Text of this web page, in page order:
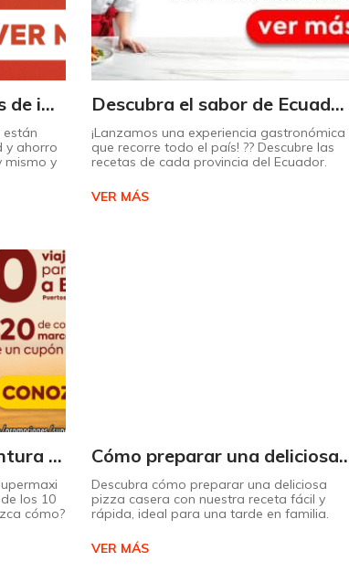
¡Prepárese para un mes de increíbles descuentos en Supermaxi!
están
y ahorro
mismo y
Descubra el sabor de Ecuador con nuestro mapa interactivo de recetas
¡Lanzamos una experiencia gastronómica
que recorre todo el país! ?? Descubre las
recetas de cada provincia del Ecuador.
VER MÁS
¡Embárquese en la aventura de su vida con Supermaxi!
los 10
cómo?
Cómo preparar una
Descubra cómo preparar una deliciosa
pizza casera con nuestra receta fácil y
rápida, ideal para una tarde en familia.
VER MÁS